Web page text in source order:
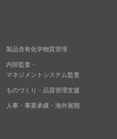
製品含有化学物質管理
内部監査・
マネジメントシステム監査
ものづくり・品質管理支援
人事・事業承継・海外展開